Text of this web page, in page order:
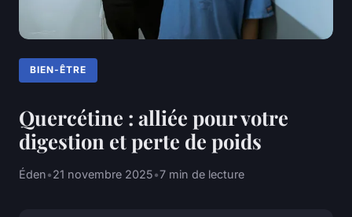
BIEN-ÊTRE
Quercétine : alliée pour votre
digestion et perte de poids
Éden•21 novembre 2025•7 min de lecture